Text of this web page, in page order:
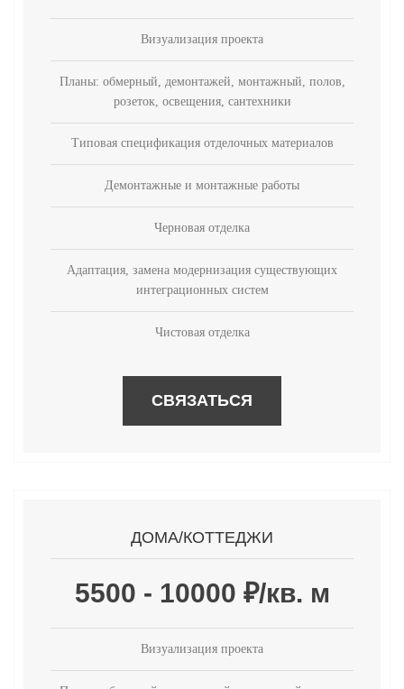
Визуализация проекта
Планы: обмерный, демонтажей, монтажный, полов,
розеток, освещения, сантехники
Типовая спецификация отделочных материалов
Демонтажные и монтажные работы
Черновая отделка
Адаптация, замена модернизация существующих
интеграционных систем
Чистовая отделка
СВЯЗАТЬСЯ
ДОМА/КОТТЕДЖИ
5500 - 10000 ₽/кв. м
Визуализация проекта